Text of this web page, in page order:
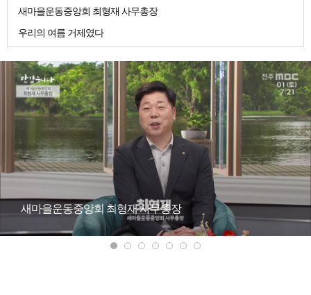
새마을운동중앙회 최형재 사무총장
우리의 여름 거제였다
새마을운동중앙회 최형재 사무총장